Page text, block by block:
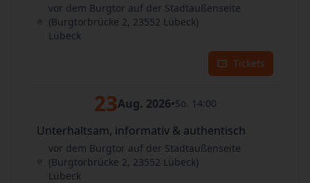
vor dem Burgtor auf der Stadtaußenseite
(Burgtorbrücke 2, 23552 Lübeck)
Lübeck
Tickets
23Aug. 2026•So. 14:00
Unterhaltsam, informativ & authentisch
vor dem Burgtor auf der Stadtaußenseite
(Burgtorbrücke 2, 23552 Lübeck)
Lübeck